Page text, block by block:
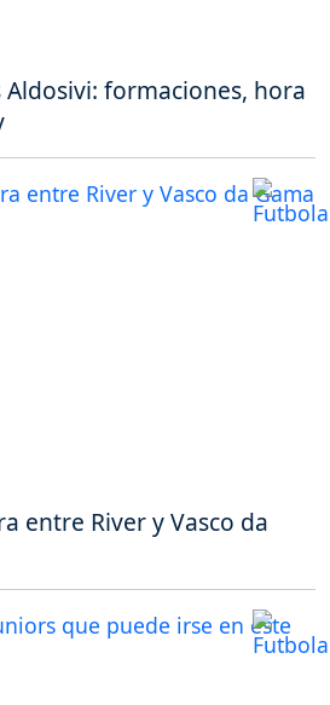
Aldosivi: formaciones, hora
entre River y Vasco da